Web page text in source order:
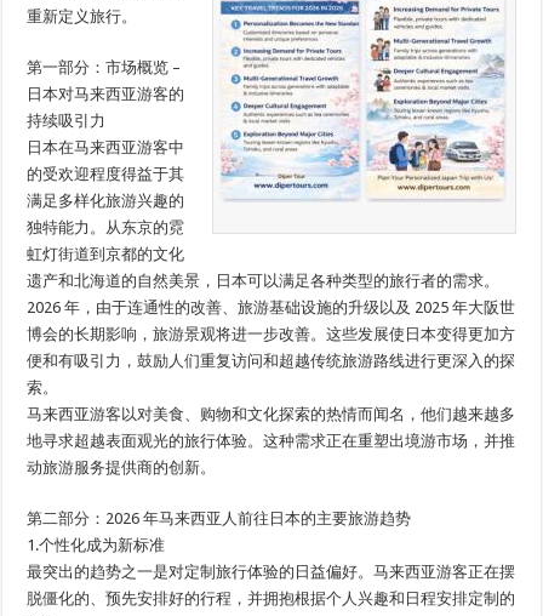
重新定义旅行。
第一部分：市场概览 –
日本对马来西亚游客的
持续吸引力
日本在马来西亚游客中
的受欢迎程度得益于其
满足多样化旅游兴趣的
独特能力。从东京的霓
虹灯街道到京都的文化
遗产和北海道的自然美景，日本可以满足各种类型的旅行者的需求。
2026 年，由于连通性的改善、旅游基础设施的升级以及 2025 年大阪世
博会的长期影响，旅游景观将进一步改善。这些发展使日本变得更加方
便和有吸引力，鼓励人们重复访问和超越传统旅游路线进行更深入的探
索。
马来西亚游客以对美食、购物和文化探索的热情而闻名，他们越来越多
地寻求超越表面观光的旅行体验。这种需求正在重塑出境游市场，并推
动旅游服务提供商的创新。
第二部分：2026 年马来西亚人前往日本的主要旅游趋势
1.个性化成为新标准
最突出的趋势之一是对定制旅行体验的日益偏好。马来西亚游客正在摆
脱僵化的、预先安排好的行程，并拥抱根据个人兴趣和日程安排定制的